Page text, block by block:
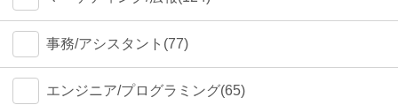
事務/アシスタント(77)
エンジニア/プログラミング(65)